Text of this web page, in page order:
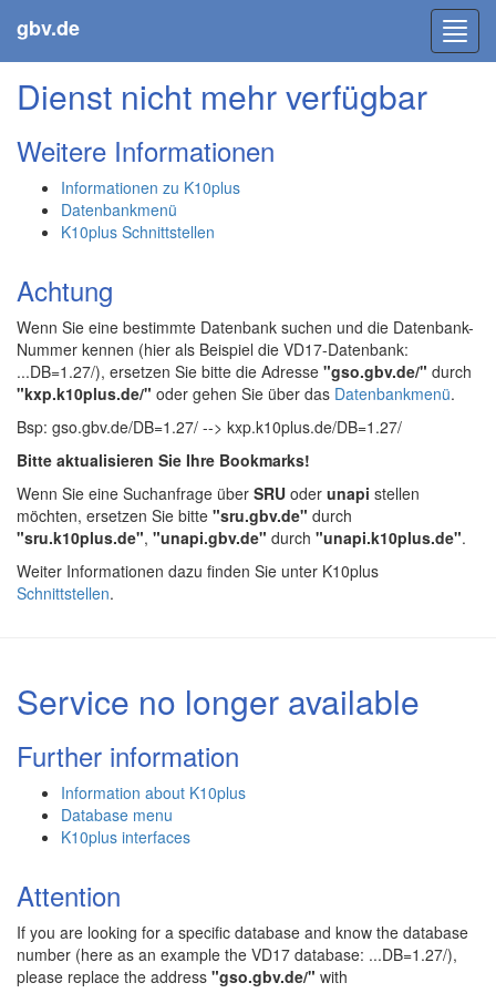
gbv.de
Dienst nicht mehr verfügbar
Weitere Informationen
Informationen zu K10plus
Datenbankmenü
K10plus Schnittstellen
Achtung
Wenn Sie eine bestimmte Datenbank suchen und die Datenbank-
Nummer kennen (hier als Beispiel die VD17-Datenbank:
...DB=1.27/), ersetzen Sie bitte die Adresse "gso.gbv.de/" durch
"kxp.k10plus.de/" oder gehen Sie über das Datenbankmenü.
Bsp: gso.gbv.de/DB=1.27/ --> kxp.k10plus.de/DB=1.27/
Bitte aktualisieren Sie Ihre Bookmarks!
Wenn Sie eine Suchanfrage über SRU oder unapi stellen
möchten, ersetzen Sie bitte "sru.gbv.de" durch
"sru.k10plus.de", "unapi.gbv.de" durch "unapi.k10plus.de".
Weiter Informationen dazu finden Sie unter K10plus
Schnittstellen.
Service no longer available
Further information
Information about K10plus
Database menu
K10plus interfaces
Attention
If you are looking for a specific database and know the database
number (here as an example the VD17 database: ...DB=1.27/),
please replace the address "gso.gbv.de/" with